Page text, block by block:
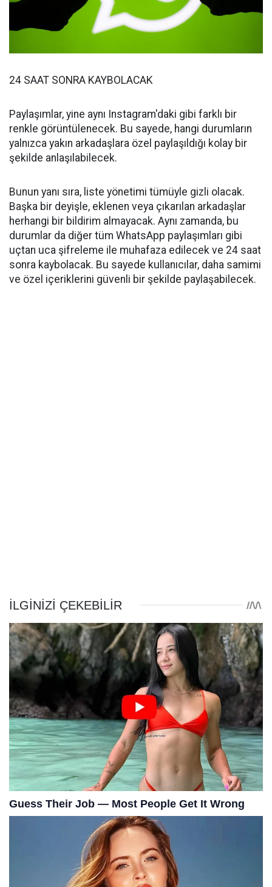
24 SAAT SONRA KAYBOLACAK
Paylaşımlar, yine aynı Instagram'daki gibi farklı bir
renkle görüntülenecek. Bu sayede, hangi durumların
yalnızca yakın arkadaşlara özel paylaşıldığı kolay bir
şekilde anlaşılabilecek.
Bunun yanı sıra, liste yönetimi tümüyle gizli olacak.
Başka bir deyişle, eklenen veya çıkarılan arkadaşlar
herhangi bir bildirim almayacak. Aynı zamanda, bu
durumlar da diğer tüm WhatsApp paylaşımları gibi
uçtan uca şifreleme ile muhafaza edilecek ve 24 saat
sonra kaybolacak. Bu sayede kullanıcılar, daha samimi
ve özel içeriklerini güvenli bir şekilde paylaşabilecek.